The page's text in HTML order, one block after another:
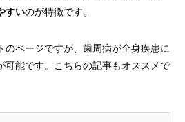
すいのが特徴です。
のページですが、歯周病が全身疾患に
可能です。こちらの記事もオススメで